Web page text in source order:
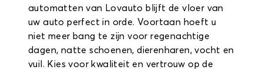
automatten van Lovauto blijft de vloer van
uw auto perfect in orde. Voortaan hoeft u
niet meer bang te zijn voor regenachtige
dagen, natte schoenen, dierenharen, vocht en
vuil. Kies voor kwaliteit en vertrouw op de